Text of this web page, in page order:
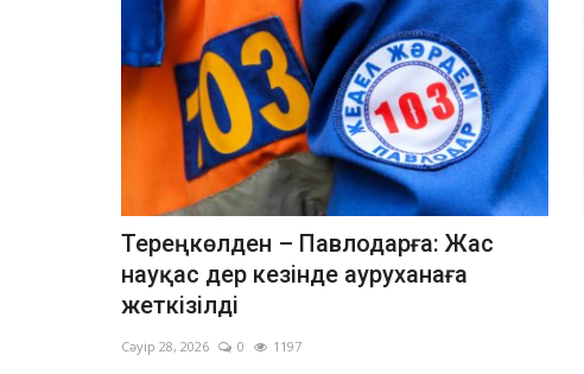
Тереңкөлден – Павлодарға: Жас
науқас дер кезінде ауруханаға
жеткізілді
Сәуір 28, 2026 0 1197